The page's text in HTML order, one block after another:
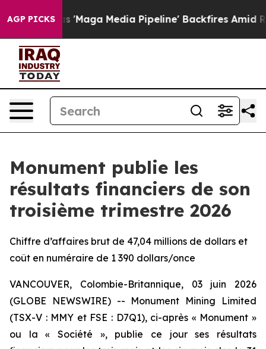
AGP PICKS
'Maga Media Pipeline' Backfires Amid Rumors
Monument publie les
résultats financiers de son
troisième trimestre 2026
Chiffre d’affaires brut de 47,04 millions de dollars et
coût en numéraire de 1 390 dollars/once
VANCOUVER, Colombie-Britannique, 03 juin 2026
(GLOBE NEWSWIRE) -- Monument Mining Limited
(TSX-V : MMY et FSE : D7Q1), ci-après « Monument »
ou la « Société », publie ce jour ses résultats